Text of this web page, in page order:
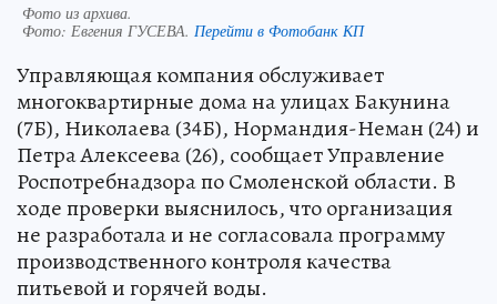
Фото из архива.
Фото: Евгения ГУСЕВА. Перейти в Фотобанк КП
Управляющая компания обслуживает
многоквартирные дома на улицах Бакунина
(7Б), Николаева (34Б), Нормандия-Неман (24) и
Петра Алексеева (26), сообщает Управление
Роспотребнадзора по Смоленской области. В
ходе проверки выяснилось, что организация
не разработала и не согласовала программу
производственного контроля качества
питьевой и горячей воды.